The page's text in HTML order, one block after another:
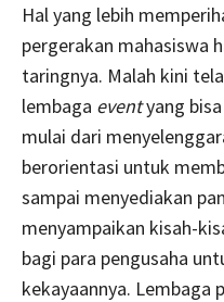
Hal yang lebih
pergerakan mahasiswa
taringnya. Malah kini
lembaga eventyang
mulai dari
berorientasi untuk
sampai menyediakan
menyampaikan kisah-
bagi para pengusaha
kekayaannya. Lembaga